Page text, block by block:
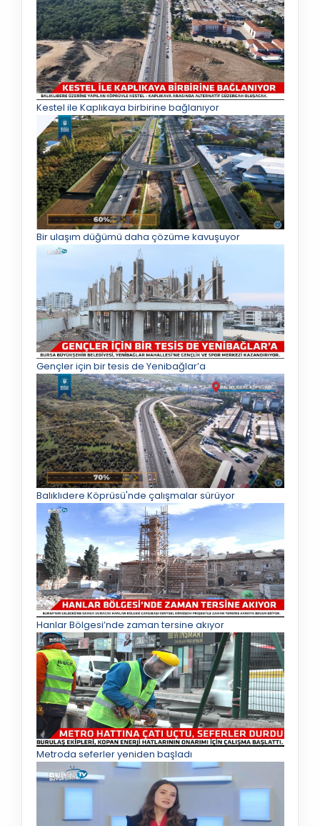
Kestel ile Kaplıkaya birbirine bağlanıyor
Bir ulaşım düğümü daha çözüme kavuşuyor
Gençler için bir tesis de Yenibağlar’a
Balıklıdere Köprüsü'nde çalışmalar sürüyor
Hanlar Bölgesi’nde zaman tersine akıyor
Metroda seferler yeniden başladı